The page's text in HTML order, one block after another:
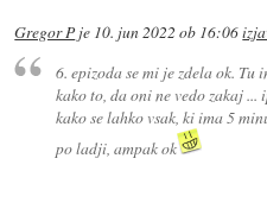
Gregor P je 10. jun 2022 ob 16:06
6. epizoda se mi je zdela ok. Tu
kako to, da oni ne vedo zakaj
kako se lahko vsak, ki ima 5
po ladji, ampak ok